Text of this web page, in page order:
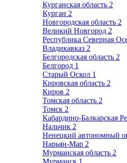
Курганская область 2
Курган 2
Новгородская область 2
Великий Новгород 2
Республика Северная
Владикавказ 2
Белгородская область 2
Белгород 1
Старый Оскол 1
Кировская область 2
Киров 2
Томская область 2
Томск 2
Кабардино-Балкарская
Нальчик 2
Ненецкий автономный
Нарьян-Мар 2
Мурманская область 2
Мурманск 1